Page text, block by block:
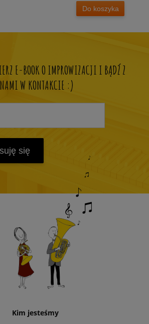
Do koszyka
E-BOOK O IMPROWIZACJI I BĄDŹ Z
NAMI W KONTAKCIE :)
się
Kim jesteśmy